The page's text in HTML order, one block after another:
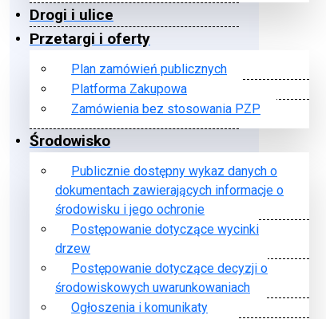
Drogi i ulice
Przetargi i oferty
Plan zamówień publicznych
Platforma Zakupowa
Zamówienia bez stosowania PZP
Środowisko
Publicznie dostępny wykaz danych o
dokumentach zawierających informacje o
środowisku i jego ochronie
Postępowanie dotyczące wycinki
drzew
Postępowanie dotyczące decyzji o
środowiskowych uwarunkowaniach
Ogłoszenia i komunikaty